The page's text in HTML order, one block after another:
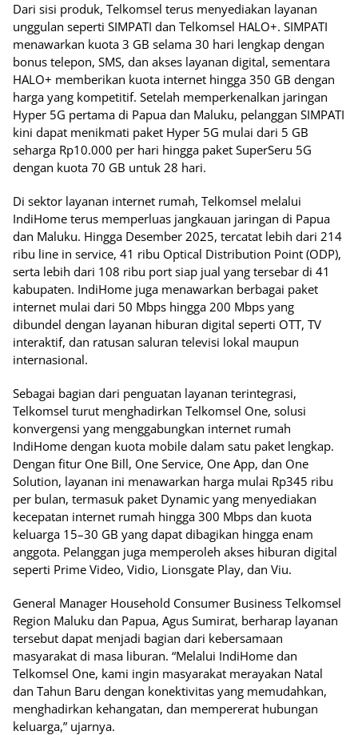
Dari sisi produk, Telkomsel terus menyediakan layanan
unggulan seperti SIMPATI dan Telkomsel HALO+. SIMPATI
menawarkan kuota 3 GB selama 30 hari lengkap dengan
bonus telepon, SMS, dan akses layanan digital, sementara
HALO+ memberikan kuota internet hingga 350 GB dengan
harga yang kompetitif. Setelah memperkenalkan jaringan
Hyper 5G pertama di Papua dan Maluku, pelanggan SIMPATI
kini dapat menikmati paket Hyper 5G mulai dari 5 GB
seharga Rp10.000 per hari hingga paket SuperSeru 5G
dengan kuota 70 GB untuk 28 hari.
Di sektor layanan internet rumah, Telkomsel melalui
IndiHome terus memperluas jangkauan jaringan di Papua
dan Maluku. Hingga Desember 2025, tercatat lebih dari 214
ribu line in service, 41 ribu Optical Distribution Point (ODP),
serta lebih dari 108 ribu port siap jual yang tersebar di 41
kabupaten. IndiHome juga menawarkan berbagai paket
internet mulai dari 50 Mbps hingga 200 Mbps yang
dibundel dengan layanan hiburan digital seperti OTT, TV
interaktif, dan ratusan saluran televisi lokal maupun
internasional.
Sebagai bagian dari penguatan layanan terintegrasi,
Telkomsel turut menghadirkan Telkomsel One, solusi
konvergensi yang menggabungkan internet rumah
IndiHome dengan kuota mobile dalam satu paket lengkap.
Dengan fitur One Bill, One Service, One App, dan One
Solution, layanan ini menawarkan harga mulai Rp345 ribu
per bulan, termasuk paket Dynamic yang menyediakan
kecepatan internet rumah hingga 300 Mbps dan kuota
keluarga 15–30 GB yang dapat dibagikan hingga enam
anggota. Pelanggan juga memperoleh akses hiburan digital
seperti Prime Video, Vidio, Lionsgate Play, dan Viu.
General Manager Household Consumer Business Telkomsel
Region Maluku dan Papua, Agus Sumirat, berharap layanan
tersebut dapat menjadi bagian dari kebersamaan
masyarakat di masa liburan. “Melalui IndiHome dan
Telkomsel One, kami ingin masyarakat merayakan Natal
dan Tahun Baru dengan konektivitas yang memudahkan,
menghadirkan kehangatan, dan mempererat hubungan
keluarga,” ujarnya.